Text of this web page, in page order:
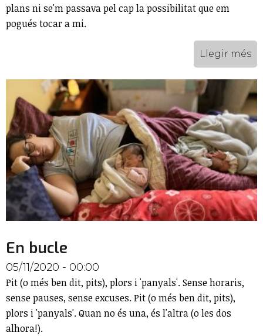
plans ni se'm passava pel cap la possibilitat que em
pogués tocar a mi.
Llegir més
En bucle
05/11/2020 - 00:00
Pit (o més ben dit, pits), plors i 'panyals'. Sense horaris,
sense pauses, sense excuses. Pit (o més ben dit, pits),
plors i 'panyals'. Quan no és una, és l'altra (o les dos
alhora!).